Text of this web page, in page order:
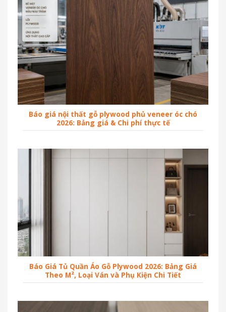
Báo giá nội thất gỗ plywood phủ veneer óc chó
2026: Bảng giá & Chi phí thực tế
Báo Giá Tủ Quần Áo Gỗ Plywood 2026: Bảng Giá
Theo M², Loại Ván và Phụ Kiện Chi Tiết